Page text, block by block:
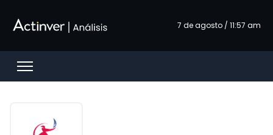
7 de agosto / 11:57 am
Open menu